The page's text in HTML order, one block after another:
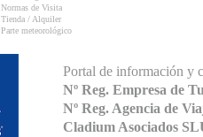
Normas de Visita
Tienda / Alquiler
Parte meteorológico
Portal de información y
Nº Reg. Empresa de
Nº Reg. Agencia de
Cladium Asociados